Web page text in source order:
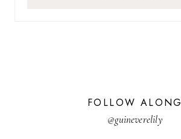
FOLLOW ALONG
@guineverelily